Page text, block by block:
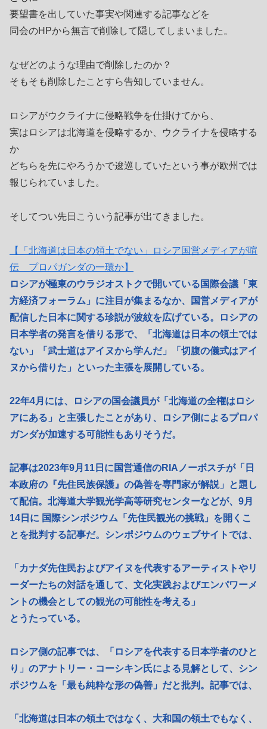
要望書を出していた事実や関連する記事などを
同会のHPから無言で削除して隠してしまいました。
なぜどのような理由で削除したのか？
そもそも削除したことすら告知していません。
ロシアがウクライナに侵略戦争を仕掛けてから、
実はロシアは北海道を侵略するか、ウクライナを侵略する
か
どちらを先にやろうかで逡巡していたという事が欧州では
報じられていました。
そしてつい先日こういう記事が出てきました。
【「北海道は日本の領土でない」ロシア国営メディアが喧
伝 プロパガンダの一環か】
ロシアが極東のウラジオストクで開いている国際会議「東
方経済フォーラム」に注目が集まるなか、国営メディアが
配信した日本に関する珍説が波紋を広げている。ロシアの
日本学者の発言を借りる形で、「北海道は日本の領土では
ない」「武士道はアイヌから学んだ」「切腹の儀式はアイ
ヌから借りた」といった主張を展開している。
22年4月には、ロシアの国会議員が「北海道の全権はロシ
アにある」と主張したことがあり、ロシア側によるプロパ
ガンダが加速する可能性もありそうだ。
記事は2023年9月11日に国営通信のRIAノーボスチが「日
本政府の『先住民族保護』の偽善を専門家が解説」と題し
て配信。北海道大学観光学高等研究センターなどが、9月
14日に 国際シンポジウム「先住民観光の挑戦」を開くこ
とを批判する記事だ。シンポジウムのウェブサイトでは、
「カナダ先住民およびアイヌを代表するアーティストやリ
ーダーたちの対話を通して、文化実践およびエンパワーメ
ントの機会としての観光の可能性を考える」
とうたっている。
ロシア側の記事では、「ロシアを代表する日本学者のひと
り」のアナトリー・コーシキン氏による見解として、シン
ポジウムを「最も純粋な形の偽善」だと批判。記事では、
「北海道は日本の領土ではなく、大和国の領土でもなく、